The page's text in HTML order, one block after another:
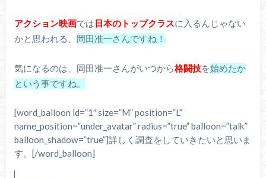
アクション映画では日本のトップクラスに入るんじゃない
かと思われる、 岡田准一さんですね！
気になるのは、岡田准一さんがいつから格闘技を始めたか
という事ですね。
[word_balloon id=”1″ size=”M” position=”L”
name_position=”under_avatar” radius=”true” balloon=”talk”
balloon_shadow=”true”]詳しく調査をしていきたいと思いま
す。[/word_balloon]